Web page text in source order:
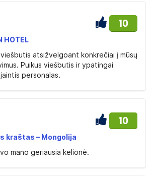
10
HOTEL
viešbutis atsižvelgoant konkrečiai į mūsų
Puikus viešbutis ir ypatingai
personalas.
10
kraštas – Mongolija
mano geriausia kelionė.